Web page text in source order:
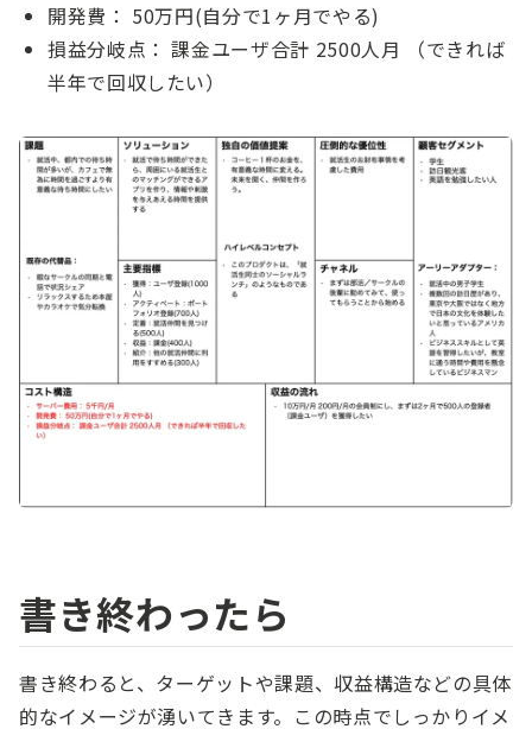
開発費： 50万円(自分で1ヶ月でやる)
損益分岐点： 課金ユーザ合計 2500人月 （できれば
半年で回収したい）
書き終わったら
書き終わると、ターゲットや課題、収益構造などの具体
的なイメージが湧いてきます。この時点でしっかりイメ